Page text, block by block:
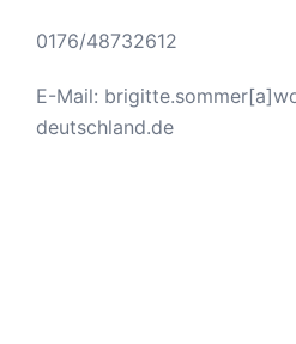
0176/48732612
E-Mail:
deutschland.de